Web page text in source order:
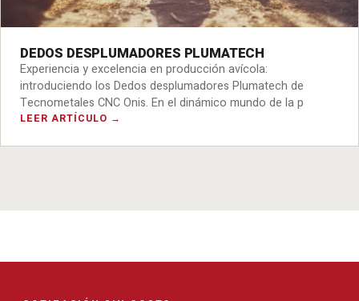
DEDOS DESPLUMADORES PLUMATECH
Experiencia y excelencia en producción avícola:
introduciendo los Dedos desplumadores Plumatech de
Tecnometales CNC Onis. En el dinámico mundo de la p
LEER ARTÍCULO →